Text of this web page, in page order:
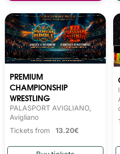
PREMIUM
CHAMPIONSHIP
WRESTLING
PALASPORT AVIGLIANO,
Avigliano
Tickets from 13.20€